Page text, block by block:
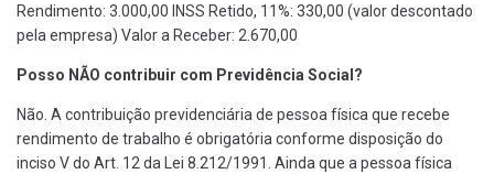
Rendimento: 3.000,00 INSS Retido, 11%: 330,00 (valor descontado
pela empresa) Valor a Receber: 2.670,00
Posso NÃO contribuir com Previdência Social?
Não. A contribuição previdenciária de pessoa física que recebe
rendimento de trabalho é obrigatória conforme disposição do
inciso V do Art. 12 da Lei 8.212/1991. Ainda que a pessoa física